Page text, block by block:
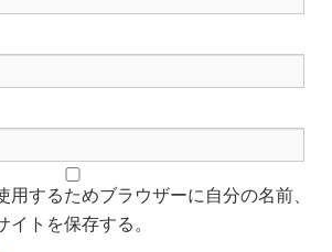
用するためブラウザーに自分の名前、
イトを保存する。